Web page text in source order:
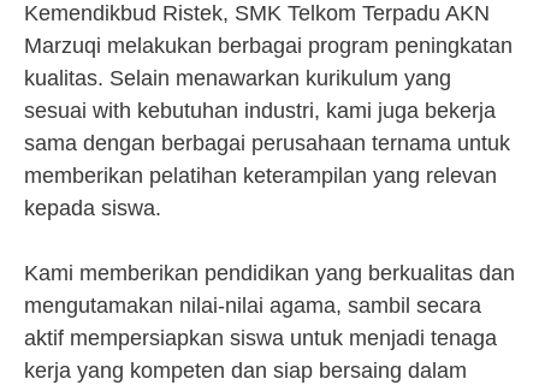
Kemendikbud Ristek, SMK Telkom Terpadu AKN
Marzuqi melakukan berbagai program peningkatan
kualitas. Selain menawarkan kurikulum yang
sesuai with kebutuhan industri, kami juga bekerja
sama dengan berbagai perusahaan ternama untuk
memberikan pelatihan keterampilan yang relevan
kepada siswa.
Kami memberikan pendidikan yang berkualitas dan
mengutamakan nilai-nilai agama, sambil secara
aktif mempersiapkan siswa untuk menjadi tenaga
kerja yang kompeten dan siap bersaing dalam